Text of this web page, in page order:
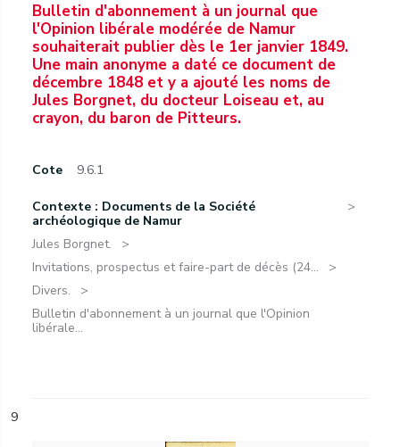
Bulletin d'abonnement à un journal que
l'Opinion libérale modérée de Namur
souhaiterait publier dès le 1er janvier 1849.
Une main anonyme a daté ce document de
décembre 1848 et y a ajouté les noms de
Jules Borgnet, du docteur Loiseau et, au
crayon, du baron de Pitteurs.
Cote 9.6.1
Contexte : Documents de la Société
archéologique de Namur
Jules Borgnet.
Invitations, prospectus et faire-part de décès (24...
Divers.
Bulletin d'abonnement à un journal que l'Opinion
libérale...
9